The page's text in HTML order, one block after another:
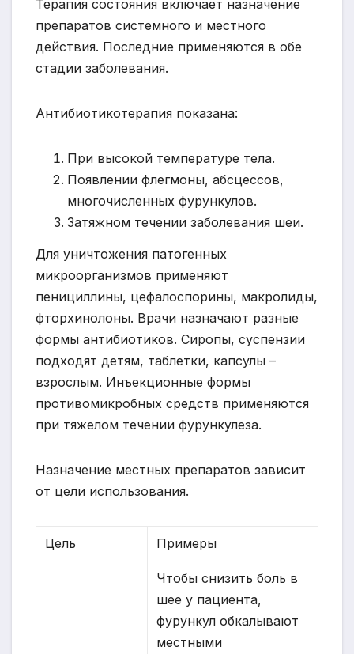
Терапия состояния включает назначение
препаратов системного и местного
действия. Последние применяются в обе
стадии заболевания.
Антибиотикотерапия показана:
При высокой температуре тела.
Появлении флегмоны, абсцессов,
многочисленных фурункулов.
Затяжном течении заболевания шеи.
Для уничтожения патогенных
микроорганизмов применяют
пенициллины, цефалоспорины, макролиды,
фторхинолоны. Врачи назначают разные
формы антибиотиков. Сиропы, суспензии
подходят детям, таблетки, капсулы –
взрослым. Инъекционные формы
противомикробных средств применяются
при тяжелом течении фурункулеза.
Назначение местных препаратов зависит
от цели использования.
Цель Примеры
Чтобы снизить боль в
шее у пациента,
фурункул обкалывают
местными